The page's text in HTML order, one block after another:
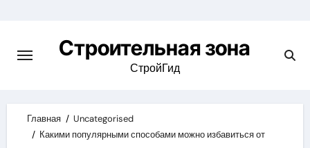
content
Строительная зона
СтройГид
Главная
Uncategorised
Какими популярными способами можно избавиться от